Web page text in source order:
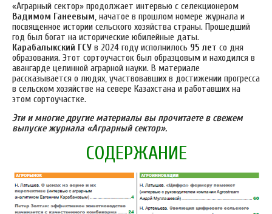
«Аграрный сектор» продолжает интервью с селекционером
Вадимом Ганеевым, начатое в прошлом номере журнала и
посвященное истории сельского хозяйства страны. Прошедший
год был богат на исторические юбилейные даты.
Карабалыкский ГСУ в 2024 году исполнилось 95 лет со дня
образования. Этот сортоучасток был образцовым и находился в
авангарде целинной аграрной науки. В материале
рассказывается о людях, участвовавших в достижении прогресса
в сельском хозяйстве на севере Казахстана и работавших на
этом сортоучастке.
Эти и многие другие материалы вы прочитаете в свежем
выпуске журнала «Аграрный сектор».
СОДЕРЖАНИЕ